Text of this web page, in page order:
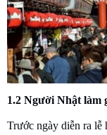
1.2 Người Nhật làm
Trước ngày diễn ra lễ